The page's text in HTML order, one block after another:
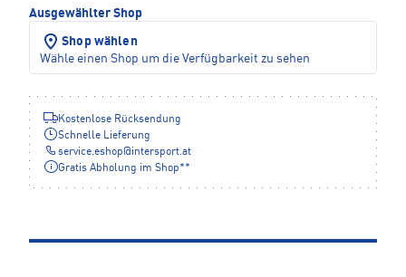
Ausgewählter Shop
Shop wählen
Wähle einen Shop um die Verfügbarkeit zu sehen
Kostenlose Rücksendung
Schnelle Lieferung
service.eshop@intersport.at
Gratis Abholung im Shop**